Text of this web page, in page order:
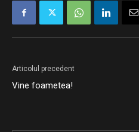
Articolul precedent
Vine foametea!